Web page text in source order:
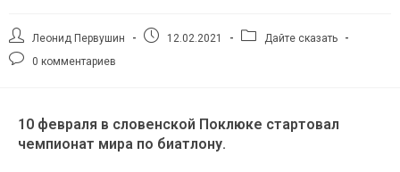
Леонид Первушин 12.02.2021
Дайте сказать
0 комментариев
10 февраля в словенской Поклюке стартовал
чемпионат мира по биатлону.